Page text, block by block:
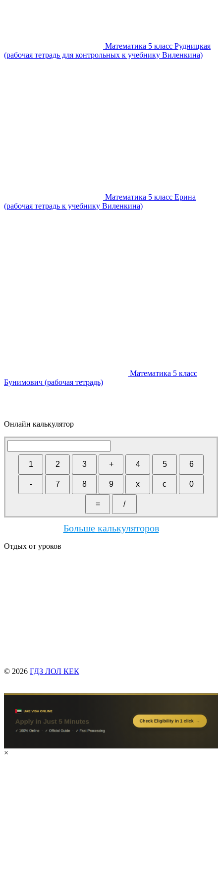
Математика 5 класс Рудницкая
(рабочая тетрадь для контрольных к учебнику Виленкина)
Математика 5 класс Ерина
(рабочая тетрадь к учебнику Виленкина)
Математика 5 класс
Бунимович (рабочая тетрадь)
Онлайн калькулятор
Больше калькуляторов
Отдых от уроков
© 2026 ГДЗ ЛОЛ КЕК
×